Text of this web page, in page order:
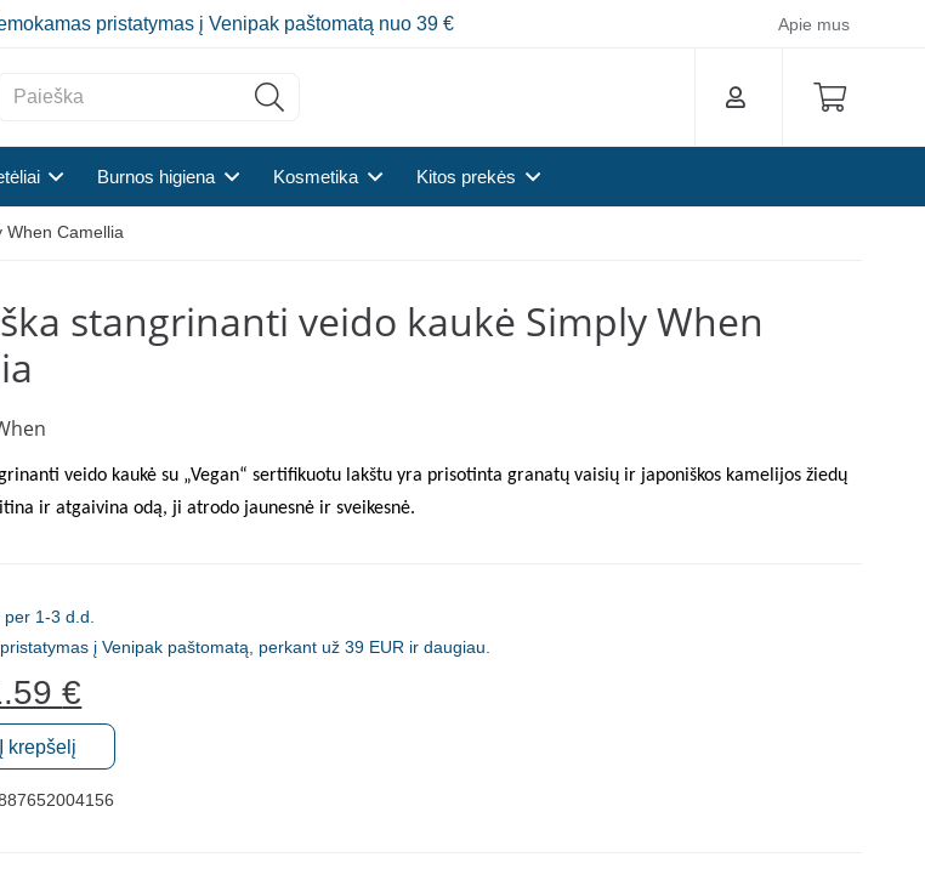
pristatymas į Venipak paštomatą nuo 39 € Apie mus
Burnos higiena Kosmetika Kitos prekės
When Camellia
stangrinanti veido kaukė Simply When
veido kaukė su „Vegan“ sertifikuotu lakštu yra prisotinta granatų vaisių ir japoniškos kamelijos žiedų
ir atgaivina odą, ji atrodo jaunesnė ir sveikesnė.
1-3 d.d.
į Venipak paštomatą, perkant už 39 EUR ir daugiau.
was:
€.
€
price
is:
1.59 €.
Į krepšelį